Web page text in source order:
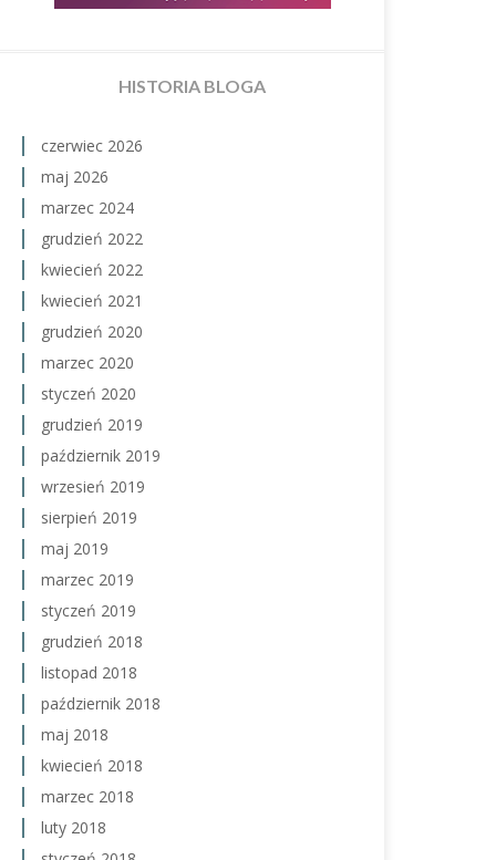
HISTORIA BLOGA
czerwiec 2026
maj 2026
marzec 2024
grudzień 2022
kwiecień 2022
kwiecień 2021
grudzień 2020
marzec 2020
styczeń 2020
grudzień 2019
październik 2019
wrzesień 2019
sierpień 2019
maj 2019
marzec 2019
styczeń 2019
grudzień 2018
listopad 2018
październik 2018
maj 2018
kwiecień 2018
marzec 2018
luty 2018